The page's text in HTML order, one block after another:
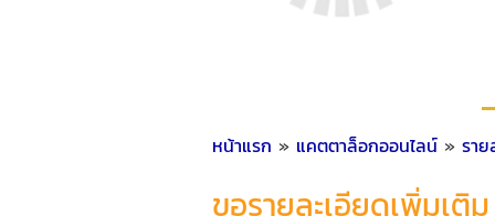
หน้าแรก » แคตตาล็อกออนไลน์ » ราย
ขอรายละเอียดเพิ่มเติม